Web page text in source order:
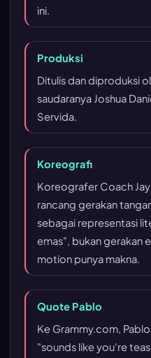
ini.
Produksi
Ditulis dan diproduksi
saudaranya Joshua
Servida.
Koreografi
Koreografer Coach
rancang gerakan
sebagai representasi
emas", bukan gerakan
motion punya makna.
Quote Pablo
Ke Grammy.com,
"sounds like you're